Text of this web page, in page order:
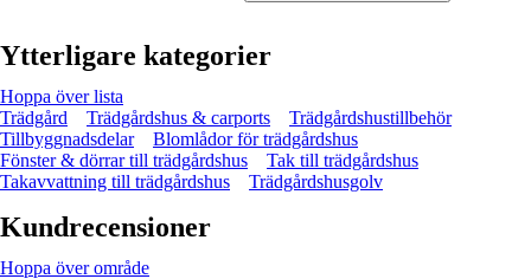
Ytterligare kategorier
Hoppa över lista
Trädgård
Trädgårdshus & carports
Trädgårdshustillbehör
Tillbyggnadsdelar
Blomlådor för trädgårdshus
Fönster & dörrar till trädgårdshus
Tak till trädgårdshus
Takavvattning till trädgårdshus
Trädgårdshusgolv
Kundrecensioner
Hoppa över område